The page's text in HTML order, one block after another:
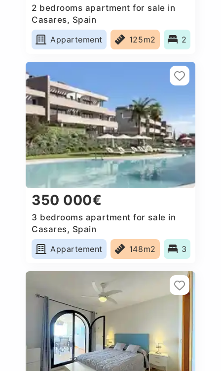
2 bedrooms apartment for sale in
Casares, Spain
Appartement
125m2 2
350 000€
3 bedrooms apartment for sale in
Casares, Spain
Appartement
148m2 3